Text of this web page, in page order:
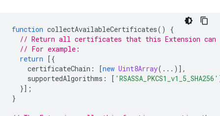
function collectAvailableCertificates()
{
// Return all certificates that this Extension can
// For example:
return [{
certificateChain : [new Uint8Array(...)],
supportedAlgorithms : [ 'RSASSA_PKCS1_v1_5_SHA256'
}];
}